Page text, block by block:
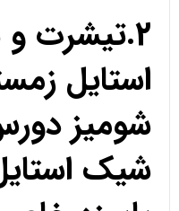
2.تیشرت و
استایل
شومیز
شیک